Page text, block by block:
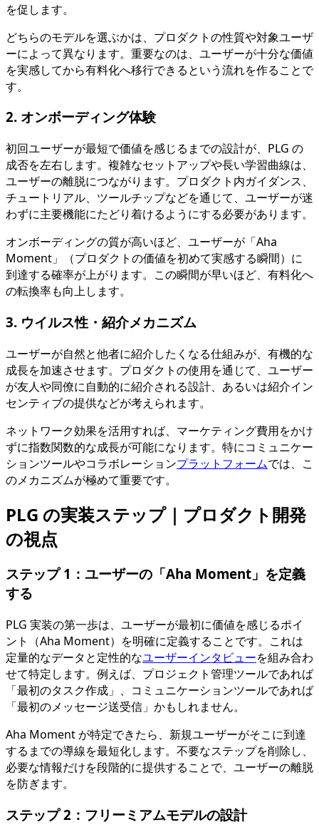
を促します。
どちらのモデルを選ぶかは、プロダクトの性質や対象ユーザ
ーによって異なります。重要なのは、ユーザーが十分な価値
を実感してから有料化へ移行できるという流れを作ることで
す。
2. オンボーディング体験
初回ユーザーが最短で価値を感じるまでの設計が、PLG の
成否を左右します。複雑なセットアップや長い学習曲線は、
ユーザーの離脱につながります。プロダクト内ガイダンス、
チュートリアル、ツールチップなどを通じて、ユーザーが迷
わずに主要機能にたどり着けるようにする必要があります。
オンボーディングの質が高いほど、ユーザーが「Aha
Moment」（プロダクトの価値を初めて実感する瞬間）に
到達する確率が上がります。この瞬間が早いほど、有料化へ
の転換率も向上します。
3. ウイルス性・紹介メカニズム
ユーザーが自然と他者に紹介したくなる仕組みが、有機的な
成長を加速させます。プロダクトの使用を通じて、ユーザー
が友人や同僚に自動的に紹介される設計、あるいは紹介イン
センティブの提供などが考えられます。
ネットワーク効果を活用すれば、マーケティング費用をかけ
ずに指数関数的な成長が可能になります。特にコミュニケー
ションツールやコラボレーションプラットフォームでは、こ
のメカニズムが極めて重要です。
PLG の実装ステップ｜プロダクト開発
の視点
ステップ 1：ユーザーの「Aha Moment」を定義
する
PLG 実装の第一歩は、ユーザーが最初に価値を感じるポイ
ント（Aha Moment）を明確に定義することです。これは
定量的なデータと定性的なユーザーインタビューを組み合わ
せて特定します。例えば、プロジェクト管理ツールであれば
「最初のタスク作成」、コミュニケーションツールであれば
「最初のメッセージ送受信」かもしれません。
Aha Moment が特定できたら、新規ユーザーがそこに到達
するまでの導線を最短化します。不要なステップを削除し、
必要な情報だけを段階的に提供することで、ユーザーの離脱
を防ぎます。
ステップ 2：フリーミアムモデルの設計